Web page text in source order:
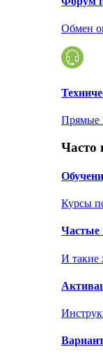
Обмен
Прямые
Часто
Курсы
Частые
И такие